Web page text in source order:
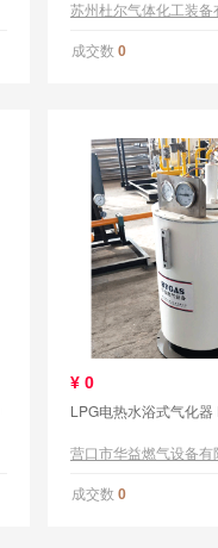
成交数 0
¥ 0
LPG电热水浴式气化
成交数 0